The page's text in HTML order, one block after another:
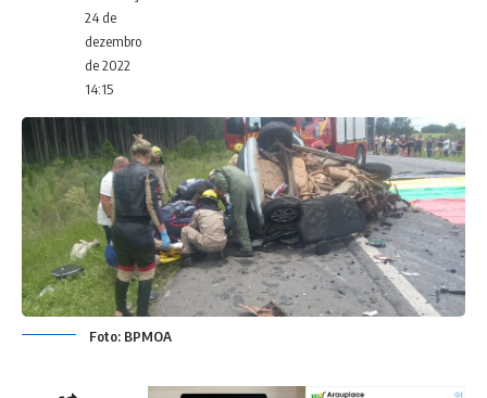
24 de
dezembro
de 2022
14:15
Foto: BPMOA